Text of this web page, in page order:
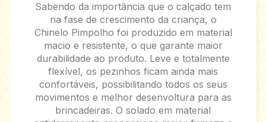
Sabendo da importância que o calçado tem
na fase de crescimento da criança, o
Chinelo Pimpolho foi produzido em material
macio e resistente, o que garante maior
durabilidade ao produto. Leve e totalmente
flexível, os pezinhos ficam ainda mais
confortáveis, possibilitando todos os seus
movimentos e melhor desenvoltura para as
brincadeiras. O solado em material